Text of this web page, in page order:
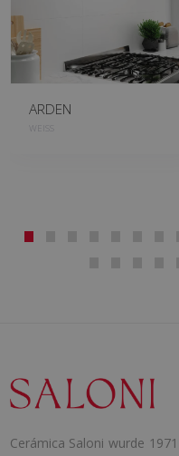
ARDEN
WEISS
Cerámica Saloni wurde